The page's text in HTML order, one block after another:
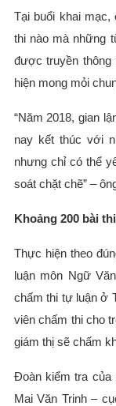
Tại buổi khai
thi nào mà những
được truyền thông
hiện mong mỏi
“Năm 2018, gian
nay kết thúc với
nhưng chỉ có thể
soát chặt chẽ” –
Khoảng 200 bài
Thực hiện theo
luận môn Ngữ
chấm thi tự luận ở
viên chấm thi cho
giám thị sẽ chấm
Đoàn kiểm tra của
Mai Văn Trinh –